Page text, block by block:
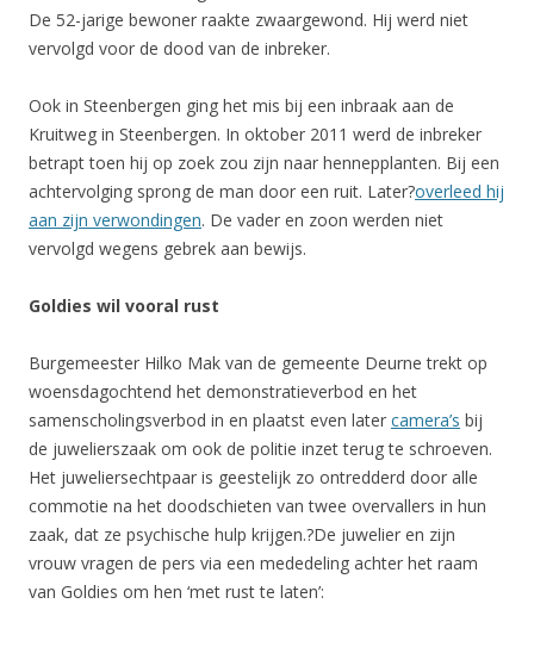
De 52-jarige bewoner raakte zwaargewond. Hij werd niet
vervolgd voor de dood van de inbreker.
Ook in Steenbergen ging het mis bij een inbraak aan de
Kruitweg in Steenbergen. In oktober 2011 werd de inbreker
betrapt toen hij op zoek zou zijn naar hennepplanten. Bij een
achtervolging sprong de man door een ruit. Later?overleed hij
aan zijn verwondingen. De vader en zoon werden niet
vervolgd wegens gebrek aan bewijs.
Goldies wil vooral rust
Burgemeester Hilko Mak van de gemeente Deurne trekt op
woensdagochtend het demonstratieverbod en het
samenscholingsverbod in en plaatst even later camera’s bij
de juwelierszaak om ook de politie inzet terug te schroeven.
Het juweliersechtpaar is geestelijk zo ontredderd door alle
commotie na het doodschieten van twee overvallers in hun
zaak, dat ze psychische hulp krijgen.?De juwelier en zijn
vrouw vragen de pers via een mededeling achter het raam
van Goldies om hen ‘met rust te laten’: